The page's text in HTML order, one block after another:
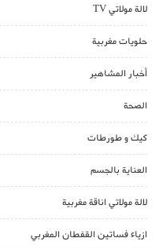
لالة مولاتي TV
حلويات مغربية
أخبار المشاهير
الصحة
كيك و طورطات
العناية بالجسم
لالة مولاتي اناقة مغربية
ازياء فساتين القفطان المغربي